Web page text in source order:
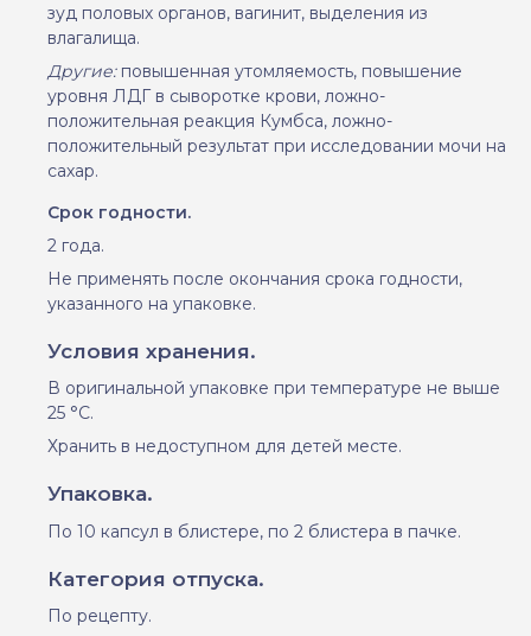
зуд половых органов, вагинит, выделения из
влагалища.
Другие: повышенная утомляемость, повышение
уровня ЛДГ в сыворотке крови, ложно-
положительная реакция Кумбса, ложно-
положительный результат при исследовании мочи на
сахар.
Срок годности.
2 года.
Не применять после окончания срока годности,
указанного на упаковке.
Условия хранения.
В оригинальной упаковке при температуре не выше
25 °С.
Хранить в недоступном для детей месте.
Упаковка.
По 10 капсул в блистере, по 2 блистера в пачке.
Категория отпуска.
По рецепту.